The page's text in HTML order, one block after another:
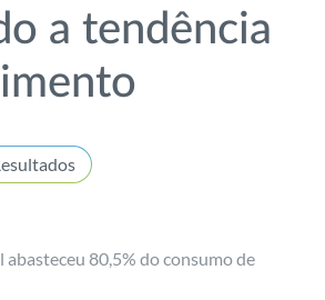
a tendência
80,5% do consumo de